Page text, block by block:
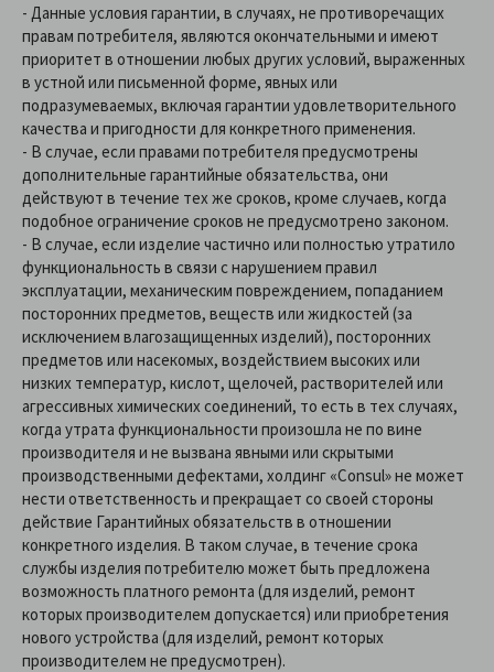
- Данные условия гарантии, в случаях, не противоречащих
правам потребителя, являются окончательными и имеют
приоритет в отношении любых других условий, выраженных
в устной или письменной форме, явных или
подразумеваемых, включая гарантии удовлетворительного
качества и пригодности для конкретного применения.
- В случае, если правами потребителя предусмотрены
дополнительные гарантийные обязательства, они
действуют в течение тех же сроков, кроме случаев, когда
подобное ограничение сроков не предусмотрено законом.
- В случае, если изделие частично или полностью утратило
функциональность в связи с нарушением правил
эксплуатации, механическим повреждением, попаданием
посторонних предметов, веществ или жидкостей (за
исключением влагозащищенных изделий), посторонних
предметов или насекомых, воздействием высоких или
низких температур, кислот, щелочей, растворителей или
агрессивных химических соединений, то есть в тех случаях,
когда утрата функциональности произошла не по вине
производителя и не вызвана явными или скрытыми
производственными дефектами, холдинг «Consul» не может
нести ответственность и прекращает со своей стороны
действие Гарантийных обязательств в отношении
конкретного изделия. В таком случае, в течение срока
службы изделия потребителю может быть предложена
возможность платного ремонта (для изделий, ремонт
которых производителем допускается) или приобретения
нового устройства (для изделий, ремонт которых
производителем не предусмотрен).